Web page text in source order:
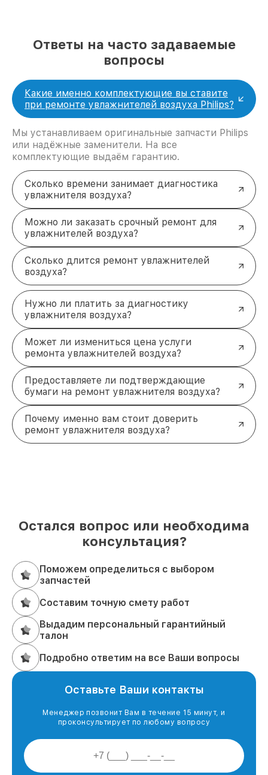
Ответы на часто задаваемые
вопросы
Какие именно комплектующие вы ставите
при ремонте увлажнителей воздуха Philips?
Мы устанавливаем оригинальные запчасти Philips
или надёжные заменители. На все
комплектующие выдаём гарантию.
Сколько времени занимает диагностика
увлажнителя воздуха?
Можно ли заказать срочный ремонт для
увлажнителей воздуха?
Сколько длится ремонт увлажнителей
воздуха?
Нужно ли платить за диагностику
увлажнителя воздуха?
Может ли измениться цена услуги
ремонта увлажнителей воздуха?
Предоставляете ли подтверждающие
бумаги на ремонт увлажнителя воздуха?
Почему именно вам стоит доверить
ремонт увлажнителя воздуха?
Остался вопрос или необходима
консультация?
Поможем определиться с выбором
запчастей
Составим точную смету работ
Выдадим персональный гарантийный
талон
Подробно ответим на все Ваши вопросы
Оставьте Ваши контакты
Менеджер позвонит Вам в течение 15 минут, и
проконсультирует по любому вопросу